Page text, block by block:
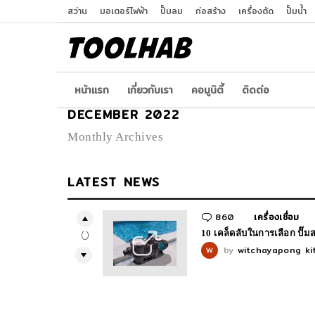
สว่าน มอเตอร์ไฟฟ้า ปั๊มลม ก่อสร้าง เครื่องตัด ปั๊มน้ำ
หน้าเเรก เกี่ยวกับเรา คอมูนิตี้ ติดต่อ
DECEMBER 2022
Monthly Archives
LATEST NEWS
860 Comments
เครื่องเชื่อม
10 เคล็ดลับในการเลือก ปั๊ม
by witchayapong
0